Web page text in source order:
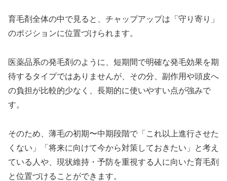
育毛剤全体の中で見ると、チャップアップは「守り寄り」
のポジションに位置づけられます。
医薬品系の発毛剤のように、短期間で明確な発毛効果を期
待するタイプではありませんが、その分、副作用や頭皮へ
の負担が比較的少なく、長期的に使いやすい点が強みで
す。
そのため、薄毛の初期〜中期段階で「これ以上進行させた
くない」「将来に向けて今から対策しておきたい」と考え
ている人や、現状維持・予防を重視する人に向いた育毛剤
と位置づけることができます。